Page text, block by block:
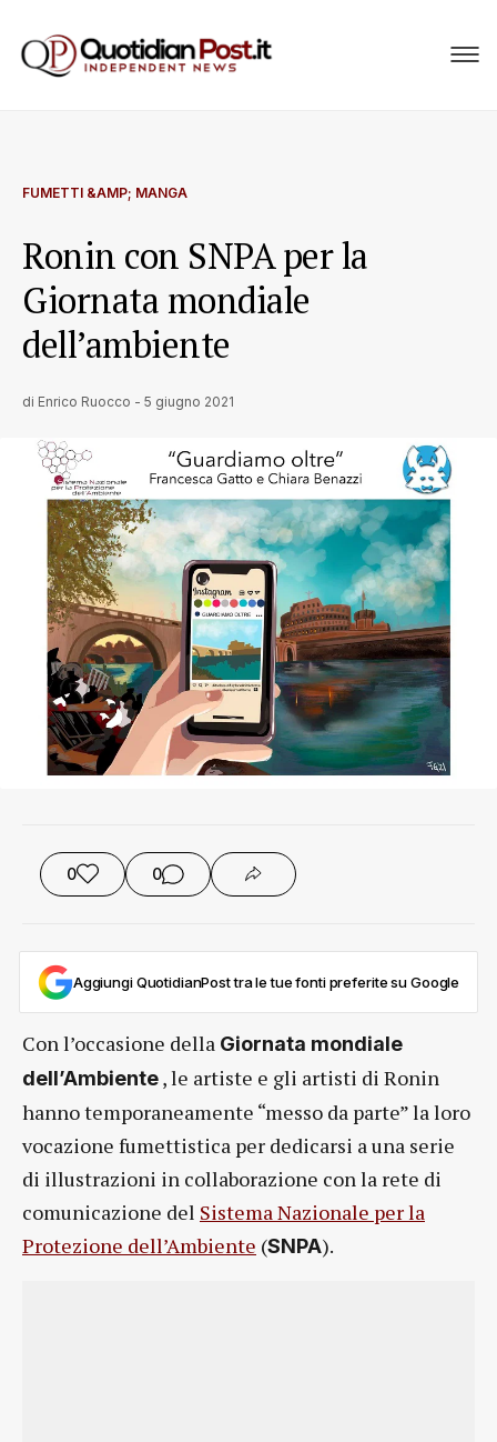
FUMETTI &AMP; MANGA
Ronin con SNPA per la
Giornata mondiale
dell’ambiente
di Enrico Ruocco - 5 giugno 2021
0 0
Aggiungi QuotidianPost tra le tue fonti preferite su Google
Con l’occasione della Giornata mondiale
dell’Ambiente, le artiste e gli artisti di Ronin
hanno temporaneamente “messo da parte” la loro
vocazione fumettistica per dedicarsi a una serie
di illustrazioni in collaborazione con la rete di
comunicazione del Sistema Nazionale per la
Protezione dell’Ambiente (SNPA).